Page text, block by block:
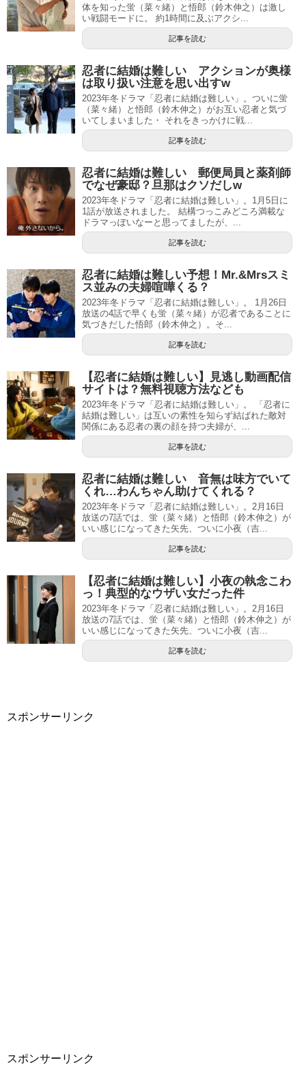
体を知った蛍（菜々緒）と悟郎（鈴木伸之）は激し
い戦闘モードに。 約1時間に及ぶアクシ...
記事を読む
忍者に結婚は難しい アクションが奥様
は取り扱い注意を思い出すw
2023年冬ドラマ「忍者に結婚は難しい」。ついに蛍
（菜々緒）と悟郎（鈴木伸之）がお互い忍者と気づ
いてしまいました・ それをきっかけに戦...
記事を読む
忍者に結婚は難しい 郵便局員と薬剤師
でなぜ豪邸？旦那はクソだしw
2023年冬ドラマ「忍者に結婚は難しい」。1月5日に
1話が放送されました。 結構つっこみどころ満載な
ドラマっぽいなーと思ってましたが、...
記事を読む
忍者に結婚は難しい予想！Mr.&Mrsスミ
ス並みの夫婦喧嘩くる？
2023年冬ドラマ「忍者に結婚は難しい」。 1月26日
放送の4話で早くも蛍（菜々緒）が忍者であることに
気づきだした悟郎（鈴木伸之）。そ...
記事を読む
【忍者に結婚は難しい】見逃し動画配信
サイトは？無料視聴方法なども
2023年冬ドラマ「忍者に結婚は難しい」。 「忍者に
結婚は難しい」は互いの素性を知らず結ばれた敵対
関係にある忍者の裏の顔を持つ夫婦が、...
記事を読む
忍者に結婚は難しい 音無は味方でいて
くれ…わんちゃん助けてくれる？
2023年冬ドラマ「忍者に結婚は難しい」。2月16日
放送の7話では、蛍（菜々緒）と悟郎（鈴木伸之）が
いい感じになってきた矢先、ついに小夜（吉...
記事を読む
【忍者に結婚は難しい】小夜の執念こわ
っ！典型的なウザい女だった件
2023年冬ドラマ「忍者に結婚は難しい」。2月16日
放送の7話では、蛍（菜々緒）と悟郎（鈴木伸之）が
いい感じになってきた矢先、ついに小夜（吉...
記事を読む
スポンサーリンク
スポンサーリンク